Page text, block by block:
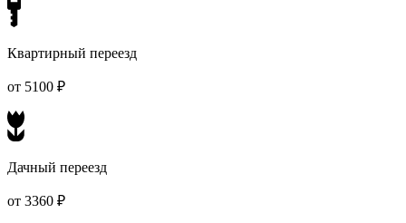
Квартирный переезд
от 5100 ₽
Дачный переезд
от 3360 ₽